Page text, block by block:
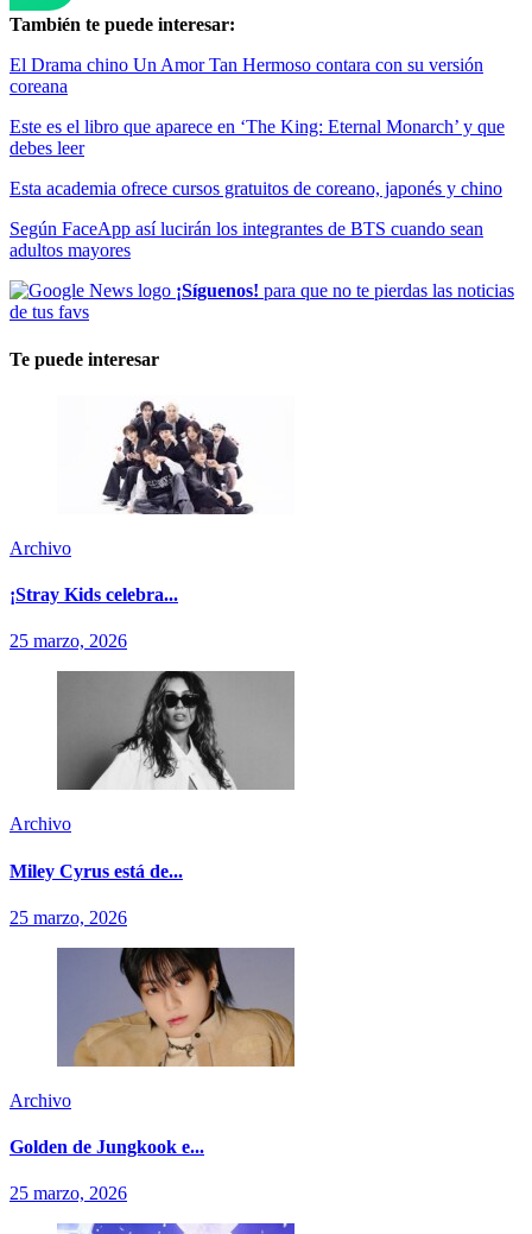
También te puede interesar:
El Drama chino Un Amor Tan Hermoso contara con su versión
coreana
Este es el libro que aparece en ‘The King: Eternal Monarch’ y que
debes leer
Esta academia ofrece cursos gratuitos de coreano, japonés y chino
Según FaceApp así lucirán los integrantes de BTS cuando sean
adultos mayores
¡Síguenos! para que no te pierdas las noticias
de tus favs
Te puede interesar
Archivo
¡Stray Kids celebra...
25 marzo, 2026
Archivo
Miley Cyrus está de...
25 marzo, 2026
Archivo
Golden de Jungkook e...
25 marzo, 2026